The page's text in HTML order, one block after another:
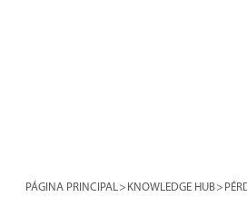
PÁGINA PRINCIPAL> KNOWLEDGE HUB>